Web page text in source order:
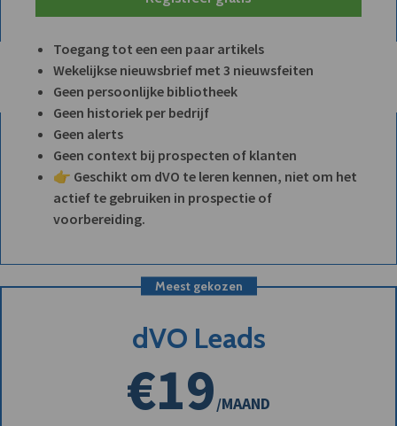
Toegang tot een een paar artikels
Wekelijkse nieuwsbrief met 3 nieuwsfeiten
Geen persoonlijke bibliotheek
Geen historiek per bedrijf
Geen alerts
Geen context bij prospecten of klanten
👉 Geschikt om dVO te leren kennen, niet om het
actief te gebruiken in prospectie of
voorbereiding.
Meest gekozen
dVO Leads
€19/MAAND